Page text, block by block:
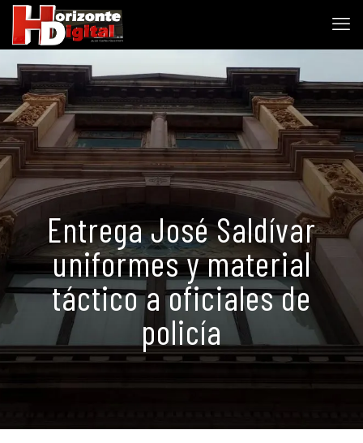
Entrega José Saldívar
uniformes y material
táctico a oficiales de
policía